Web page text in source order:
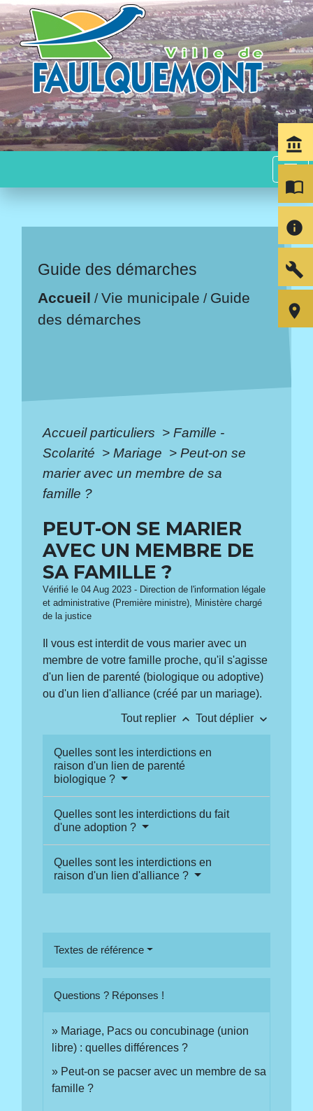
menu
Guide des démarches
Accueil /Vie municipale / Guide
des démarches
Accueil particuliers > Famille -
Scolarité > Mariage > Peut-on se
marier avec un membre de sa
famille ?
PEUT-ON SE MARIER
AVEC UN MEMBRE DE
SA FAMILLE ?
Vérifié le 04 Aug 2023 - Direction de l'information légale
et administrative (Première ministre), Ministère chargé
de la justice
Il vous est interdit de vous marier avec un
membre de votre famille proche, qu'il s'agisse
d'un lien de parenté (biologique ou adoptive)
ou d'un lien d'alliance (créé par un mariage).
Tout replier keyboard_arrow_up Tout déplier keyboard_arrow_down
Quelles sont les interdictions en
raison d'un lien de parenté
biologique ?
Quelles sont les interdictions du fait
d'une adoption ?
Quelles sont les interdictions en
raison d'un lien d'alliance ?
Textes de référence
Questions ? Réponses !
Mariage, Pacs ou concubinage (union
libre) : quelles différences ?
Peut-on se pacser avec un membre de sa
famille ?
account_balance
import_contacts
info
build
room